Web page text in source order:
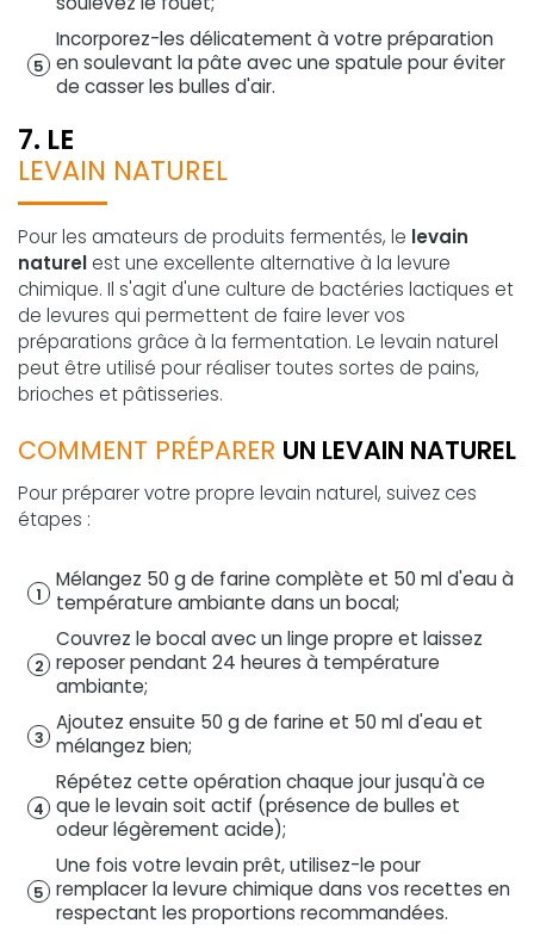
Incorporez-les délicatement à votre préparation
en soulevant la pâte avec une spatule pour éviter
de casser les bulles d'air.
7. LE
LEVAIN NATUREL
Pour les amateurs de produits fermentés, le levain
naturel est une excellente alternative à la levure
chimique. Il s'agit d'une culture de bactéries lactiques et
de levures qui permettent de faire lever vos
préparations grâce à la fermentation. Le levain naturel
peut être utilisé pour réaliser toutes sortes de pains,
brioches et pâtisseries.
COMMENT PRÉPARER UN LEVAIN NATUREL
Pour préparer votre propre levain naturel, suivez ces
étapes :
Mélangez 50 g de farine complète et 50 ml d'eau à
température ambiante dans un bocal;
Couvrez le bocal avec un linge propre et laissez
reposer pendant 24 heures à température
ambiante;
Ajoutez ensuite 50 g de farine et 50 ml d'eau et
mélangez bien;
Répétez cette opération chaque jour jusqu'à ce
que le levain soit actif (présence de bulles et
odeur légèrement acide);
Une fois votre levain prêt, utilisez-le pour
remplacer la levure chimique dans vos recettes en
respectant les proportions recommandées.